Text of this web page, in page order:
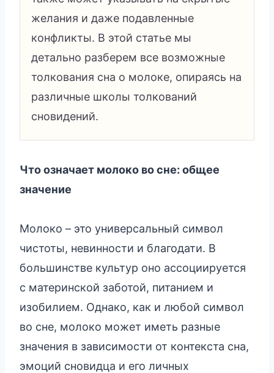
желания и даже подавленные
конфликты. В этой статье мы
детально разберем все возможные
толкования сна о молоке, опираясь на
различные школы толкований
сновидений.
Что означает молоко во сне: общее
значение
Молоко – это универсальный символ
чистоты, невинности и благодати. В
большинстве культур оно ассоциируется
с материнской заботой, питанием и
изобилием. Однако, как и любой символ
во сне, молоко может иметь разные
значения в зависимости от контекста сна,
эмоций сновидца и его личных